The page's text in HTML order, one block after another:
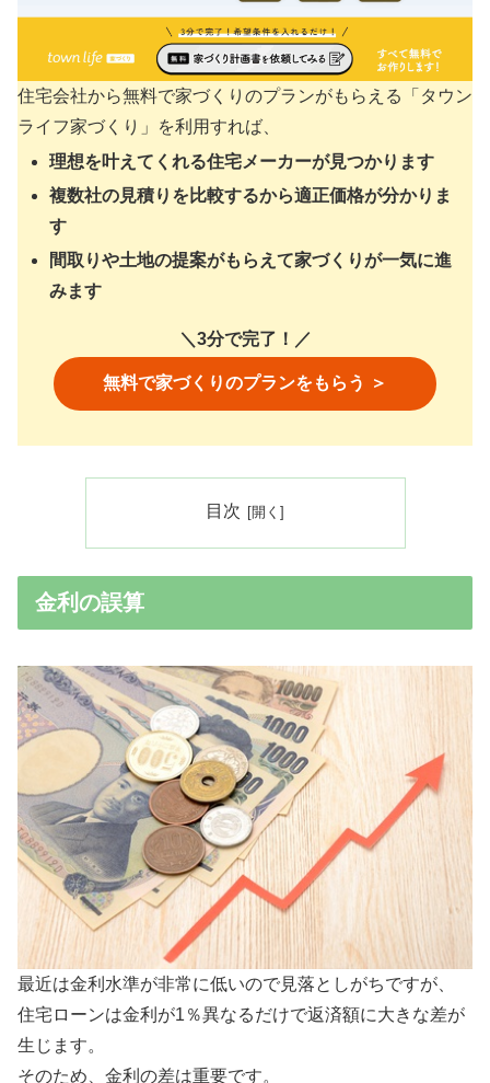
住宅会社から無料で家づくりのプランがもらえる「タウン
ライフ家づくり」を利用すれば、
理想を叶えてくれる住宅メーカーが見つかります
複数社の見積りを比較するから適正価格が分かりま
す
間取りや土地の提案がもらえて家づくりが一気に進
みます
＼3分で完了！／
無料で家づくりのプランをもらう ＞
目次
金利の誤算
最近は金利水準が非常に低いので見落としがちですが、
住宅ローンは金利が1％異なるだけで返済額に大きな差が
生じます。
そのため、金利の差は重要です。